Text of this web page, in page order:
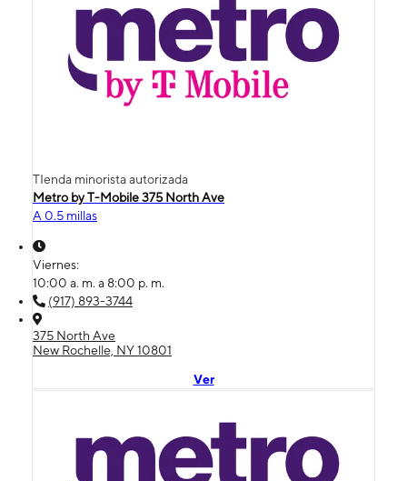
TIenda minorista autorizada
Metro by T-Mobile 375 North Ave
A 0.5 millas
Viernes:
10:00 a. m. a 8:00 p. m.
(917) 893-3744
375 North Ave
New Rochelle, NY 10801
Ver